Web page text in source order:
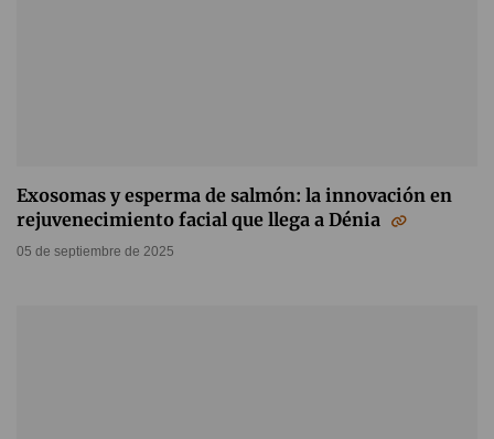
Exosomas y esperma de salmón: la innovación en
rejuvenecimiento facial que llega a Dénia
05 de septiembre de 2025